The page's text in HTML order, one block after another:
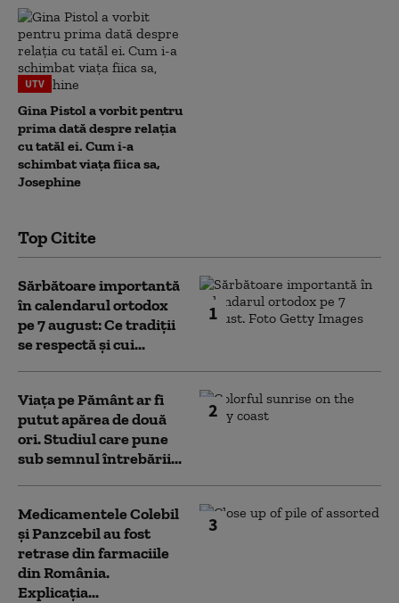
UTV
Gina Pistol a vorbit pentru
prima dată despre relația
cu tatăl ei. Cum i-a
schimbat viața fiica sa,
Josephine
Top Citite
1
Sărbătoare importantă
în calendarul ortodox
pe 7 august: Ce tradiții
se respectă și cui...
2
Viața pe Pământ ar fi
putut apărea de două
ori. Studiul care pune
sub semnul întrebării...
3
Medicamentele Colebil
și Panzcebil au fost
retrase din farmaciile
din România.
Explicația...